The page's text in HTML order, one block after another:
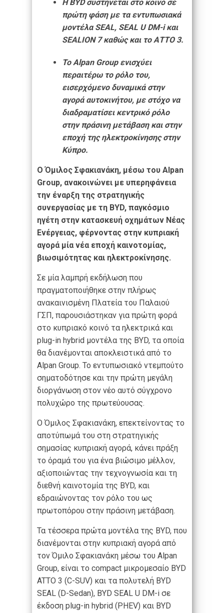
Η BYD συστήνεται στο κοινό σε
πρώτη φάση με τα εντυπωσιακά
μοντέλα SEAL, SEAL U DM-i και
SEALION 7 καθώς και το ΑΤΤΟ 3.
Το Alpan Group ενισχύει
περαιτέρω το ρόλο του,
εισερχόμενο δυναμικά στην
αγορά αυτοκινήτου, με στόχο να
διαδραματίσει κεντρικό ρόλο
στην πράσινη μετάβαση και στην
εποχή της ηλεκτροκίνησης στην
Κύπρο.
Ο Όμιλος Σφακιανάκη, μέσω του Alpan
Group, ανακοινώνει με υπερηφάνεια
την έναρξη της στρατηγικής
συνεργασίας με τη BYD, παγκόσμιο
ηγέτη στην κατασκευή οχημάτων Νέας
Ενέργειας, φέρνοντας στην κυπριακή
αγορά μία νέα εποχή καινοτομίας,
βιωσιμότητας και ηλεκτροκίνησης.
Σε μία λαμπρή εκδήλωση που
πραγματοποιήθηκε στην πλήρως
ανακαινισμένη Πλατεία του Παλαιού
ΓΣΠ, παρουσιάστηκαν για πρώτη φορά
στο κυπριακό κοινό τα ηλεκτρικά και
plug-in hybrid μοντέλα της BYD, τα οποία
θα διανέμονται αποκλειστικά από το
Alpan Group. Το εντυπωσιακό ντεμπούτο
σηματοδότησε και την πρώτη μεγάλη
διοργάνωση στον νέο αυτό σύγχρονο
πολυχώρο της πρωτεύουσας.
Ο Όμιλος Σφακιανάκη, επεκτείνοντας το
αποτύπωμά του στη στρατηγικής
σημασίας κυπριακή αγορά, κάνει πράξη
το όραμά του για ένα βιώσιμο μέλλον,
αξιοποιώντας την τεχνογνωσία και τη
διεθνή καινοτομία της BYD, και
εδραιώνοντας τον ρόλο του ως
πρωτοπόρου στην πράσινη μετάβαση.
Τα τέσσερα πρώτα μοντέλα της BYD, που
διανέμονται στην κυπριακή αγορά από
τον Όμιλο Σφακιανάκη μέσω του Alpan
Group, είναι το compact μικρομεσαίο BYD
ATTO 3 (C-SUV) και τα πολυτελή BYD
SEAL (D-Sedan), ΒΥD SEAL U DM-i σε
έκδοση plug-in hybrid (PHEV) και BYD